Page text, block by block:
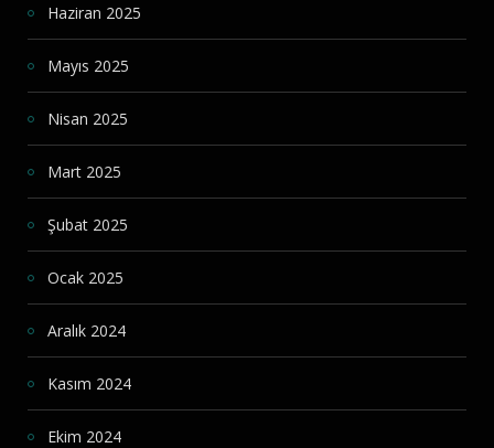
Haziran 2025
Mayıs 2025
Nisan 2025
Mart 2025
Şubat 2025
Ocak 2025
Aralık 2024
Kasım 2024
Ekim 2024